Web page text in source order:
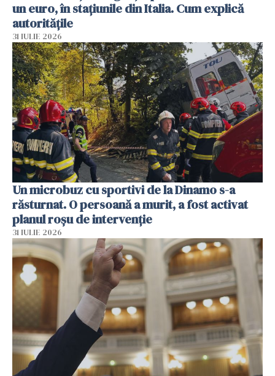
un euro, în stațiunile din Italia. Cum explică
autoritățile
31 IULIE 2026
Un microbuz cu sportivi de la Dinamo s-a
răsturnat. O persoană a murit, a fost activat
planul roșu de intervenție
31 IULIE 2026